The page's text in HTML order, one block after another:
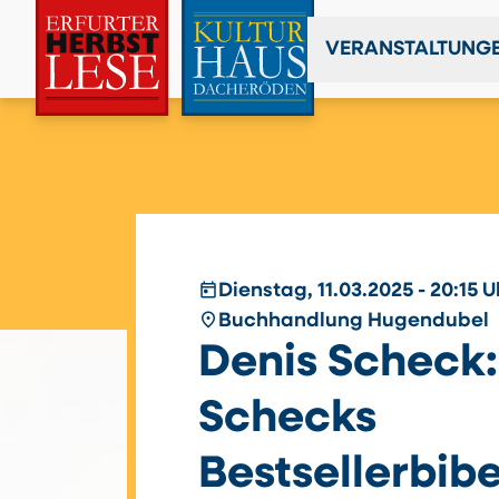
todayDienstag, 11.03.2025 - 20:15
place Buchhandlung Hugendubel
Denis Scheck:
Schecks